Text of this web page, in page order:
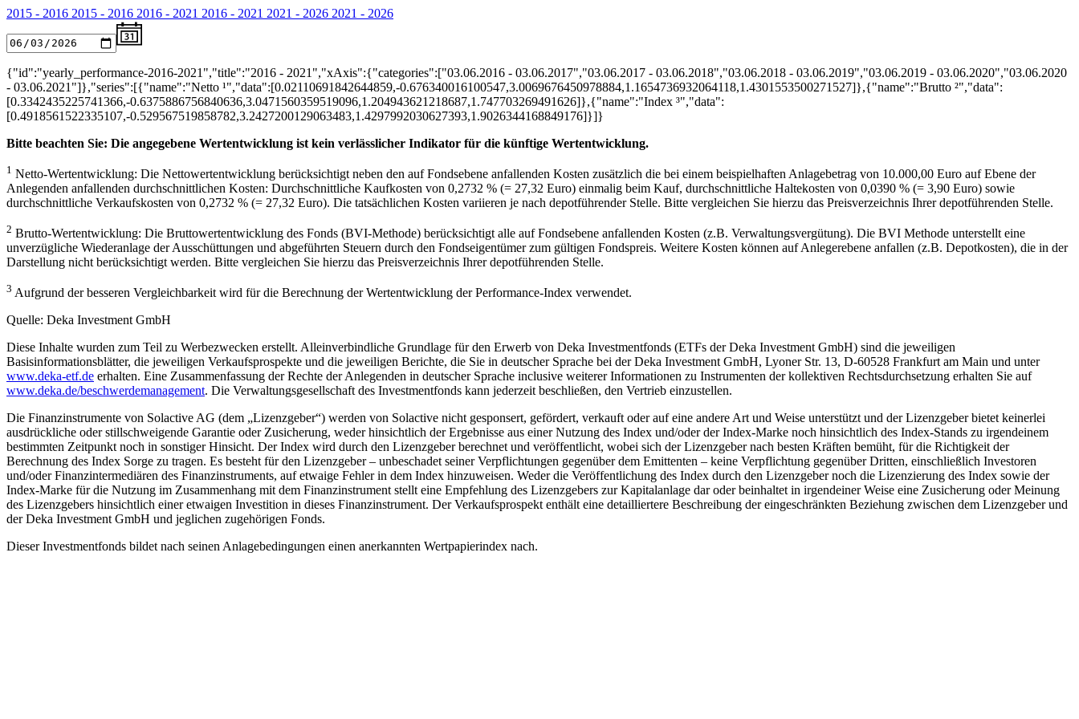
2015 - 2016 2015 - 2016 2016 - 2021 2016 - 2021 2021 - 2026 2021 - 2026
{"id":"yearly_performance-2016-2021","title":"2016 - 2021","xAxis":{"categories":["03.06.2016 - 03.06.2017","03.06.2017 - 03.06.2018","03.06.2018 - 03.06.2019","03.06.2019 - 03.06.2020","03.06.2020
- 03.06.2021"]},"series":[{"name":"Netto ¹","data":[0.02110691842644859,-0.676340016100547,3.0069676450978884,1.1654736932064118,1.4301553500271527]},{"name":"Brutto ²","data":
[0.3342435225741366,-0.6375886756840636,3.0471560359519096,1.204943621218687,1.747703269491626]},{"name":"Index ³","data":
[0.4918561522335107,-0.529567519858782,3.2427200129063483,1.4297992030627393,1.9026344168849176]}]}
Bitte beachten Sie: Die angegebene Wertentwicklung ist kein verlässlicher Indikator für die künftige Wertentwicklung.
1 Netto-Wertentwicklung: Die Nettowertentwicklung berücksichtigt neben den auf Fondsebene anfallenden Kosten zusätzlich die bei einem beispielhaften Anlagebetrag von 10.000,00 Euro auf Ebene der
Anlegenden anfallenden durchschnittlichen Kosten: Durchschnittliche Kaufkosten von 0,2732 % (= 27,32 Euro) einmalig beim Kauf, durchschnittliche Haltekosten von 0,0390 % (= 3,90 Euro) sowie
durchschnittliche Verkaufskosten von 0,2732 % (= 27,32 Euro). Die tatsächlichen Kosten variieren je nach depotführender Stelle. Bitte vergleichen Sie hierzu das Preisverzeichnis Ihrer depotführenden Stelle.
2 Brutto-Wertentwicklung: Die Bruttowertentwicklung des Fonds (BVI-Methode) berücksichtigt alle auf Fondsebene anfallenden Kosten (z.B. Verwaltungsvergütung). Die BVI Methode unterstellt eine
unverzügliche Wiederanlage der Ausschüttungen und abgeführten Steuern durch den Fondseigentümer zum gültigen Fondspreis. Weitere Kosten können auf Anlegerebene anfallen (z.B. Depotkosten), die in der
Darstellung nicht berücksichtigt werden. Bitte vergleichen Sie hierzu das Preisverzeichnis Ihrer depotführenden Stelle.
3 Aufgrund der besseren Vergleichbarkeit wird für die Berechnung der Wertentwicklung der Performance-Index verwendet.
Quelle: Deka Investment GmbH
Diese Inhalte wurden zum Teil zu Werbezwecken erstellt. Alleinverbindliche Grundlage für den Erwerb von Deka Investmentfonds (ETFs der Deka Investment GmbH) sind die jeweiligen
Basisinformationsblätter, die jeweiligen Verkaufsprospekte und die jeweiligen Berichte, die Sie in deutscher Sprache bei der Deka Investment GmbH, Lyoner Str. 13, D-60528 Frankfurt am Main und unter
www.deka-etf.de erhalten. Eine Zusammenfassung der Rechte der Anlegenden in deutscher Sprache inclusive weiterer Informationen zu Instrumenten der kollektiven Rechtsdurchsetzung erhalten Sie auf
www.deka.de/­beschwerdemanagement. Die Verwaltungsgesellschaft des Investmentfonds kann jederzeit beschließen, den Vertrieb einzustellen.
Die Finanzinstrumente von Solactive AG (dem „Lizenzgeber“) werden von Solactive nicht gesponsert, gefördert, verkauft oder auf eine andere Art und Weise unterstützt und der Lizenzgeber bietet keinerlei
ausdrückliche oder stillschweigende Garantie oder Zusicherung, weder hinsichtlich der Ergebnisse aus einer Nutzung des Index und/oder der Index-Marke noch hinsichtlich des Index-Stands zu irgendeinem
bestimmten Zeitpunkt noch in sonstiger Hinsicht. Der Index wird durch den Lizenzgeber berechnet und veröffentlicht, wobei sich der Lizenzgeber nach besten Kräften bemüht, für die Richtigkeit der
Berechnung des Index Sorge zu tragen. Es besteht für den Lizenzgeber – unbeschadet seiner Verpflichtungen gegenüber dem Emittenten – keine Verpflichtung gegenüber Dritten, einschließlich Investoren
und/oder Finanzintermediären des Finanzinstruments, auf etwaige Fehler in dem Index hinzuweisen. Weder die Veröffentlichung des Index durch den Lizenzgeber noch die Lizenzierung des Index sowie der
Index-Marke für die Nutzung im Zusammenhang mit dem Finanzinstrument stellt eine Empfehlung des Lizenzgebers zur Kapitalanlage dar oder beinhaltet in irgendeiner Weise eine Zusicherung oder Meinung
des Lizenzgebers hinsichtlich einer etwaigen Investition in dieses Finanzinstrument. Der Verkaufsprospekt enthält eine detailliertere Beschreibung der eingeschränkten Beziehung zwischen dem Lizenzgeber und
der Deka Investment GmbH und jeglichen zugehörigen Fonds.
Dieser Investmentfonds bildet nach seinen Anlagebedingungen einen anerkannten Wertpapierindex nach.